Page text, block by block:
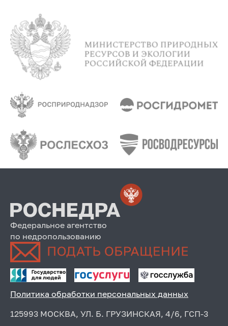
Федеральное агентство
по недропользованию
Политика обработки персональных данных
125993 МОСКВА, УЛ. Б. ГРУЗИНСКАЯ, 4/6, ГСП-3